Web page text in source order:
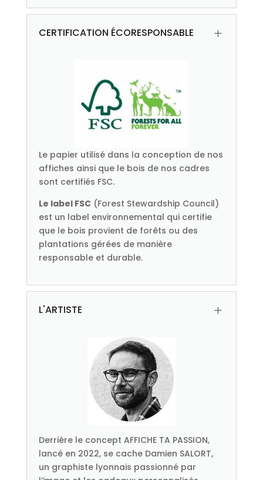
CERTIFICATION ÉCORESPONSABLE L
Le papier utilisé dans la conception de nos
affiches ainsi que le bois de nos cadres
sont certifiés FSC.
Le label FSC(Forest Stewardship Council)
est un label environnemental qui certifie
que le bois provient de forêts ou des
plantations gérées de manière
responsable et durable.
L'ARTISTE L
Derrière le concept AFFICHE TA PASSION,
lancé en 2022, se cache Damien SALORT,
un graphiste lyonnais passionné par